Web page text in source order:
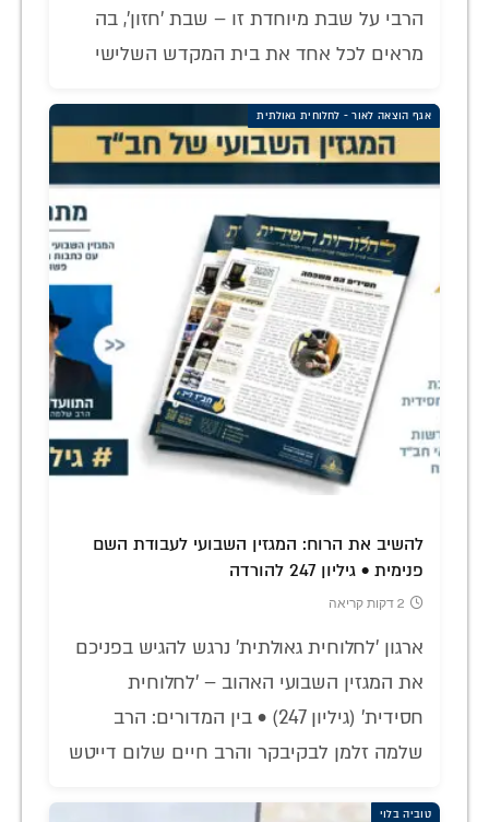
הרבי על שבת מיוחדת זו – שבת 'חזון', בה
מראים לכל אחד את בית המקדש השלישי
אגף הוצאה לאור - לחלוחית גאולתית
להשיב את הרוח: המגזין השבועי לעבודת השם
פנימית • גיליון 247 להורדה
2 דקות קריאה
ארגון 'לחלוחית גאולתית' נרגש להגיש בפניכם
את המגזין השבועי האהוב – 'לחלוחית
חסידית' (גיליון 247) • בין המדורים: הרב
שלמה זלמן לבקיבקר והרב חיים שלום דייטש
טוביה בלוי